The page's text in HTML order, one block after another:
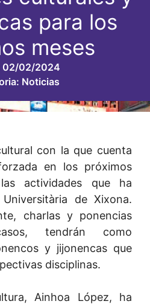
para los
meses
02/02/2024
Noticias
con la que cuenta
en los próximos
actividades que ha
de Xixona.
charlas y ponencias
tendrán como
y jijonencas que
disciplinas.
Ainhoa López, ha